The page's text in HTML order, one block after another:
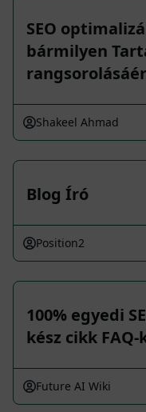
SEO
bármilyen
Shakeel Ahmad
Blog Író
Position2
100% egyedi
kész cikk
Future AI Wiki